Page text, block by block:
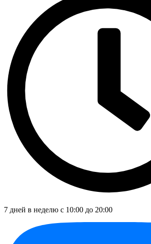
7 дней в неделю с 10:00 до 20:00